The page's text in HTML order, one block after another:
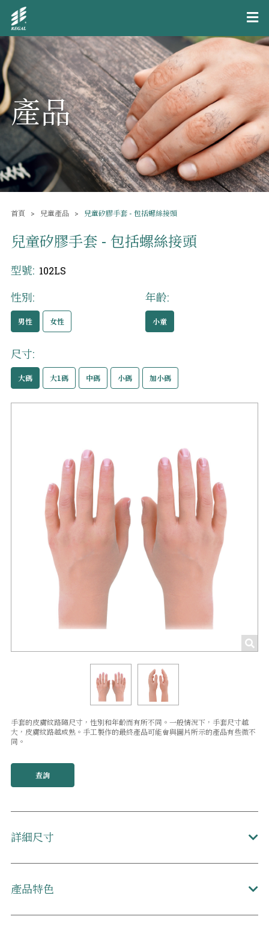
產品
首頁 兒童產品 兒童矽膠手套 - 包括螺絲接頭
手套的皮膚紋路隨尺寸，性別和年齡而有所不同。一般情況下，手套尺寸越
大，皮膚紋路越成熟。手工製作的最終產品可能會與圖片所示的產品有些微不
同。
查詢
兒童矽膠手套 - 包括螺絲接頭
型號: 102LS
性別:
男性 女性
年齡:
小童
尺寸:
大碼 大1碼 中碼 小碼 加小碼
詳細尺寸
產品特色